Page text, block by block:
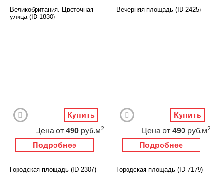
Великобритания. Цветочная
улица (ID 1830)
Подробнее
Цена от 490 руб.м2
Купить
Вечерняя площадь (ID 2425)
Подробнее
Цена от 490 руб.м2
Купить
Городская площадь (ID 2307) Городская площадь (ID 7179)